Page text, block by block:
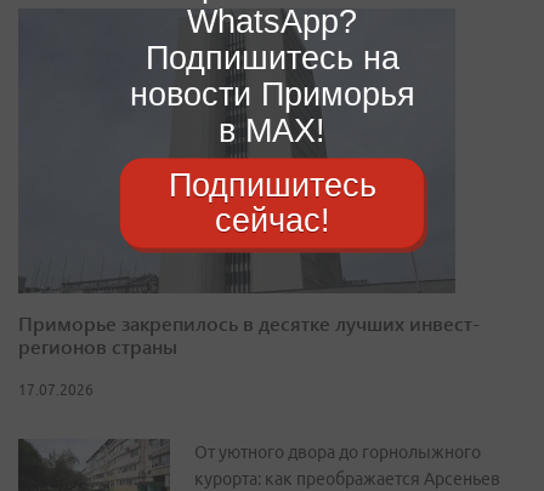
Приморье закрепилось в десятке лучших инвест-
регионов страны
17.07.2026
От уютного двора до горнолыжного
курорта: как преображается Арсеньев
WhatsApp?
Подпишитесь на
новости Приморья
в MAX!
Подпишитесь
сейчас!